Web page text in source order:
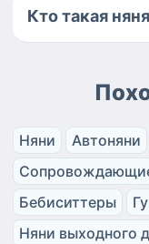
Кто такая
Няни Автоняни
Бебиситтеры
Няни выходного